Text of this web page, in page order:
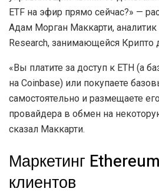
ETF на эфир прямо сейчас?» —
Адам Морган Маккарти,
Research, занимающейся Криптo
«Вы платите за доступ к ETH (а
на Coinbase) или покупаете
самостоятельно и размещаете
провайдера в обмен на
сказал Маккарти.
Маркетинг
клиентов